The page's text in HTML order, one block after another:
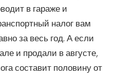
в гараже и
налог вам
за весь год. А если
и продали в августе,
составит половину от